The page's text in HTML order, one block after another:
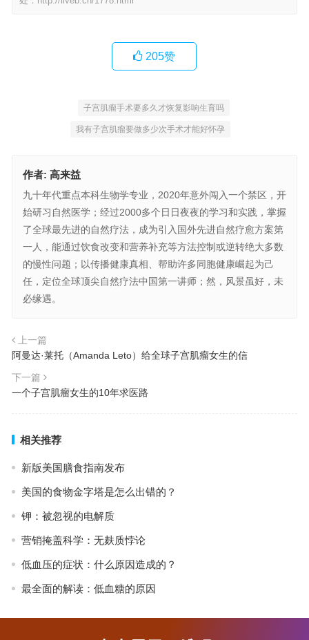
205赞
子宫肌瘤手术要多久才恢复影响生育吗
我有子宫肌瘤要做多少次手术才能好怀孕
作者: 高来益
九十年代重点本科生物学专业，2020年意外闯入一个禁区，开
始研习自然医学；经过2000多个日日夜夜的学习和实践，掌握
了全球最先进的自然疗法，成为引入国外先进自然疗愈方案第
一人，能通过饮食改变和营养补充等方法控制或逆转绝大多数
的慢性问题；以传播健康真相、帮助许多同胞健康崛起为己
任，定位全球顶尖自然疗法中国第一讲师；然，风景虽好，未
必缘遇。
上一篇
阿曼达·莱托（Amanda Leto）给全球子宫肌瘤女生的信
下一篇
一个子宫肌瘤女生的10年求医路
相关推荐
新版美国膳食指南发布
美国的食物金字塔是怎么出错的？
钾：被忽视的电解质
营销掩盖科学：无麸质悖论
低血压的症状：什么原因造成的？
最全面的解读：低血糖的原因